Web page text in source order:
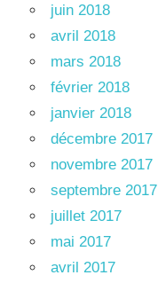
juin 2018
avril 2018
mars 2018
février 2018
janvier 2018
décembre 2017
novembre 2017
septembre 2017
juillet 2017
mai 2017
avril 2017